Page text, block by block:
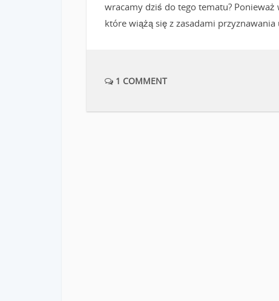
wracamy dziś do tego tematu?
które wiążą się z zasadami
1 COMMENT